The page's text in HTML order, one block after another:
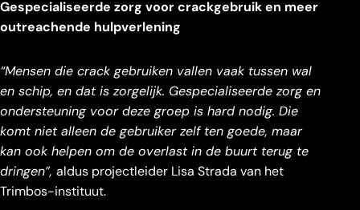
Gespecialiseerde zorg voor crackgebruiken meer
outreachende hulpverlening
“Mensen die crack gebruiken vallen vaak tussen wal
en schip, en dat is zorgelijk. Gespecialiseerde zorg en
ondersteuning voor deze groep is hard nodig. Die
komt niet alleen de gebruiker zelf ten goede, maar
kan ook helpen om de overlast in de buurt terug te
dringen”, aldus projectleider Lisa Strada van het
Trimbos-instituut.